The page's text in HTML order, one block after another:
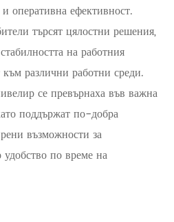
оперативна ефективност.
търсят цялостни решения,
на работния
различни работни среди.
се превърнаха във важна
поддържат по-добра
възможности за
по време на